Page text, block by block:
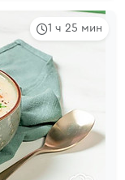
1 ч 25 мин